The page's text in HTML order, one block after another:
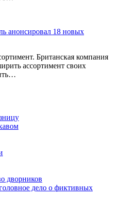
анонсировал 18 новых
Британская компания
ассортимент своих
дело о фиктивных